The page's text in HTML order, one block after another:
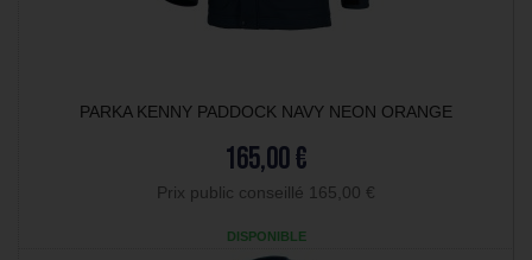
PARKA KENNY PADDOCK NAVY NEON ORANGE
165,00 €
Prix public conseillé 165,00 €
DISPONIBLE